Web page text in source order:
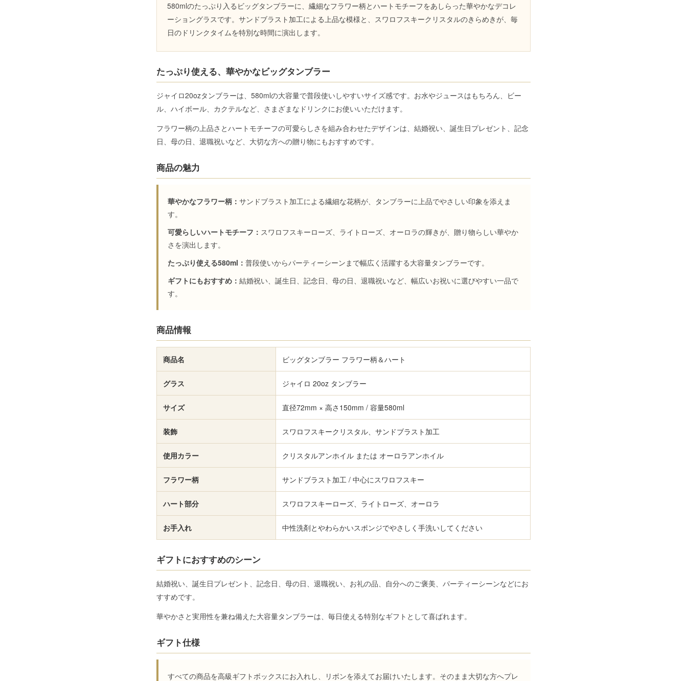
580mlのたっぷり入るビッグタンブラーに、繊細なフラワー柄とハートモチーフをあしらった華やかなデコレ
ーショングラスです。サンドブラスト加工による上品な模様と、スワロフスキークリスタルのきらめきが、毎
日のドリンクタイムを特別な時間に演出します。
たっぷり使える、華やかなビッグタンブラー
ジャイロ20ozタンブラーは、580mlの大容量で普段使いしやすいサイズ感です。お水やジュースはもちろん、ビー
ル、ハイボール、カクテルなど、さまざまなドリンクにお使いいただけます。
フラワー柄の上品さとハートモチーフの可愛らしさを組み合わせたデザインは、結婚祝い、誕生日プレゼント、記念
日、母の日、退職祝いなど、大切な方への贈り物にもおすすめです。
商品の魅力
華やかなフラワー柄： サンドブラスト加工による繊細な花柄が、タンブラーに上品でやさしい印象を添えま
す。
可愛らしいハートモチーフ： スワロフスキーローズ、ライトローズ、オーロラの輝きが、贈り物らしい華やか
さを演出します。
たっぷり使える580ml： 普段使いからパーティーシーンまで幅広く活躍する大容量タンブラーです。
ギフトにもおすすめ： 結婚祝い、誕生日、記念日、母の日、退職祝いなど、幅広いお祝いに選びやすい一品で
す。
商品情報
商品名 ビッグタンブラー フラワー柄＆ハート
グラス ジャイロ 20oz タンブラー
サイズ 直径72mm × 高さ150mm / 容量580ml
装飾 スワロフスキークリスタル、サンドブラスト加工
使用カラー クリスタルアンホイル または オーロラアンホイル
フラワー柄 サンドブラスト加工 / 中心にスワロフスキー
ハート部分 スワロフスキーローズ、ライトローズ、オーロラ
お手入れ 中性洗剤とやわらかいスポンジでやさしく手洗いしてください
ギフトにおすすめのシーン
結婚祝い、誕生日プレゼント、記念日、母の日、退職祝い、お礼の品、自分へのご褒美、パーティーシーンなどにお
すすめです。
華やかさと実用性を兼ね備えた大容量タンブラーは、毎日使える特別なギフトとして喜ばれます。
ギフト仕様
すべての商品を高級ギフトボックスにお入れし、リボンを添えてお届けいたします。そのまま大切な方へプレ